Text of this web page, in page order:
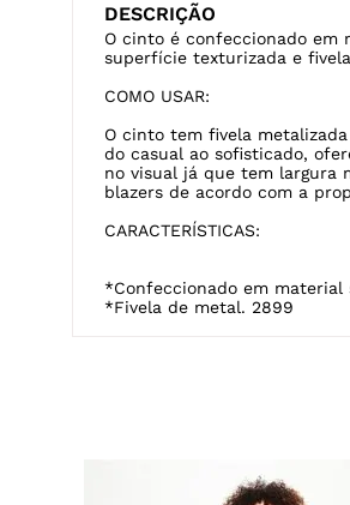
DESCRIÇÃO
O cinto é confeccionado em
superfície texturizada e
COMO USAR:
O cinto tem fivela
do casual ao sofisticado,
no visual já que tem largura
blazers de acordo com a
CARACTERÍSTICAS:
*Confeccionado em material
*Fivela de metal. 2899